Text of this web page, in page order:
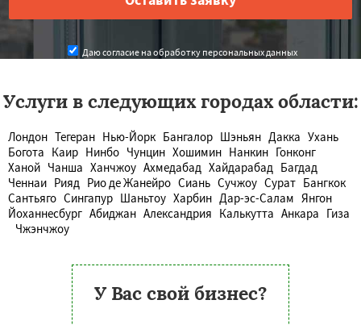
Даю согласие на обработку персональных данных
Услуги в следующих городах области:
Лондон Тегеран Нью-Йорк Бангалор Шэньян Дакка Ухань
Богота Каир Нинбо Чунцин Хошимин Нанкин Гонконг
Ханой Чанша Ханчжоу Ахмедабад Хайдарабад Багдад
Ченнаи Рияд Рио де Жанейро Сиань Сучжоу Сурат Бангкок
Сантьяго Сингапур Шаньтоу Харбин Дар-эс-Салам Янгон
Йоханнесбург Абиджан Александрия Калькутта Анкара Гиза
Чжэнчжоу
У Вас свой бизнес?